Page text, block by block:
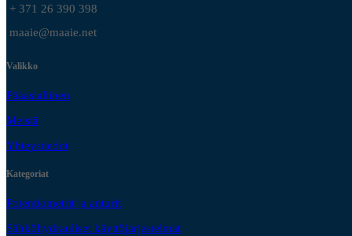
+ 371 26 390 398
maaie@maaie.net
Valikko
Pääasiallinen
Meistä
Yhteystiedot
Kategoriat
Potentiometrit ja anturit
Sähköhydrauliset käyttöjärjestelmät